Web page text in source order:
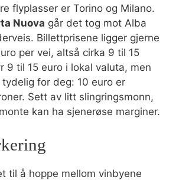
flyplasser er Torino og Milano.
Nuova går det tog mot Alba
Billettprisene ligger gjerne
per vei, altså cirka 9 til 15
9 til 15 euro i lokal valuta, men
for deg: 10 euro er
Sett av litt slingringsmonn,
kan ha sjenerøse marginer.
til å hoppe mellom vinbyene